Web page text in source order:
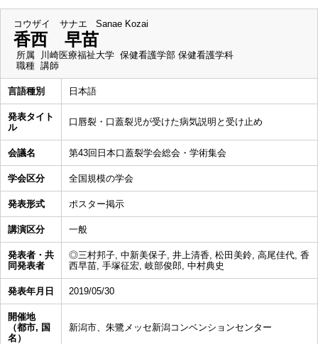
コウザイ サナエ Sanae Kozai
香西 早苗
所属
川崎医療福祉大学 保健看護学部 保健看護学科
職種 講師
言語種別 日本語
発表タイト
ル
口唇裂・口蓋裂児が受けた病気説明と受け止め
会議名 第43回日本口蓋裂学会総会・学術集会
学会区分 全国規模の学会
発表形式 ポスター掲示
講演区分 一般
発表者・共
同発表者
◎三村邦子, 中新美保子, 井上清香, 松田美鈴, 高尾佳代, 香
西早苗, 手塚征宏, 岐部俊郎, 中村典史
発表年月日 2019/05/30
開催地
（都市, 国
名）
新潟市、朱鷺メッセ新潟コンベンションセンター